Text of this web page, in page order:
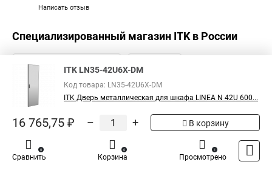
Написать отзыв
Специализированный магазин ITKв России
ITK LN35-42U6X-DM
Код товара: LN35-42U6X-DM
ITK Дверь металлическая для шкафа LINEA N 42U 600...
16 765,75 ₽ – + В корзину
Сравнить
0
Корзина
0
Просмотрено
1